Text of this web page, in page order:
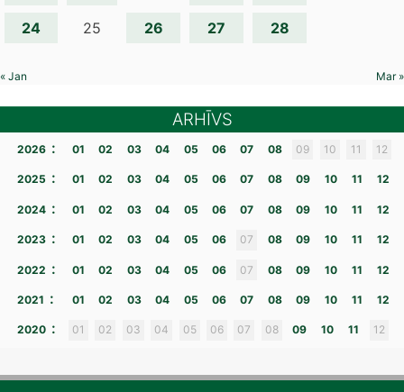
24 25 26 27 28
« Jan Mar »
ARHĪVS
2026 : 01 02 03 04 05 06 07 08 09 10 11 12
2025 : 01 02 03 04 05 06 07 08 09 10 11 12
2024 : 01 02 03 04 05 06 07 08 09 10 11 12
2023 : 01 02 03 04 05 06 07 08 09 10 11 12
2022 : 01 02 03 04 05 06 07 08 09 10 11 12
2021 : 01 02 03 04 05 06 07 08 09 10 11 12
2020 : 01 02 03 04 05 06 07 08 09 10 11 12